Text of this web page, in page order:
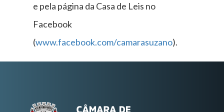
e pela página da Casa de Leis no
Facebook
(www.facebook.com/camarasuzano).